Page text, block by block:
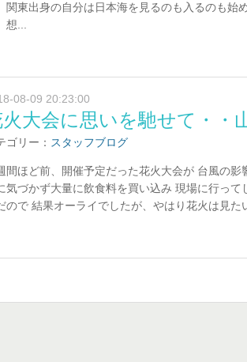
関東出身の自分は日本海を見るのも入るのも始
想...
08-09 20:23:00
大会に思いを馳せて・・
ゴリー： スタッフブログ
間ほど前、開催予定だった花火大会が 台風の
気づかず大量に飲食料を買い込み 現場に行っ
ので 結果オーライでしたが、やはり花火は見